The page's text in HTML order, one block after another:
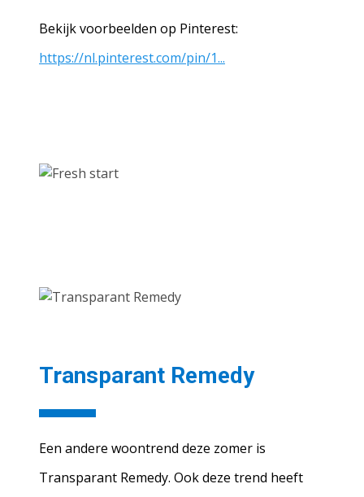
Bekijk voorbeelden op Pinterest:
https://nl.pinterest.com/pin/1...
Transparant Remedy
Een andere woontrend deze zomer is
Transparant Remedy. Ook deze trend heeft